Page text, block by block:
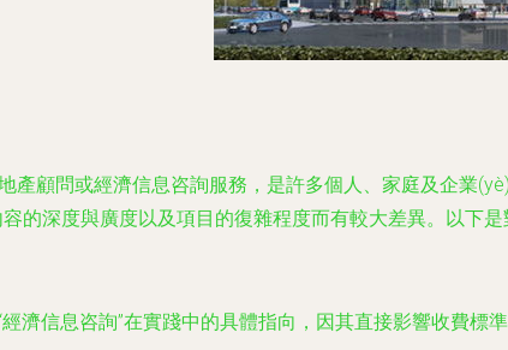
產顧問或經濟信息咨詢服務，是許多個人、家庭及企業
的深度與廣度以及項目的復雜程度而有較大差異。以下
濟信息咨詢”在實踐中的具體指向，因其直接影響收費標準